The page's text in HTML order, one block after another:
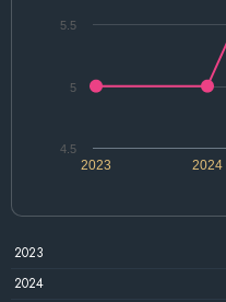
2024
2023
4.5
5
5.5
2023
2024